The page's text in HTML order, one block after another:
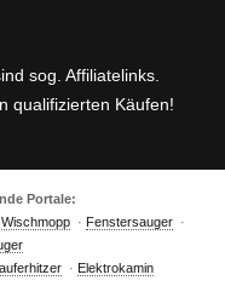
sog. Affiliatelinks.
qualifizierten Käufen!
Portale:
Wischmopp· Fenstersauger·
· Elektrokamin